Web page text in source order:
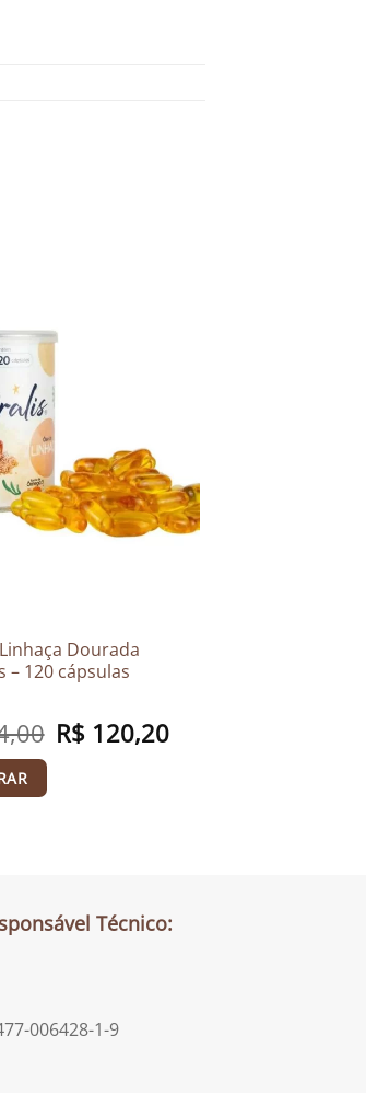
Dourada
– 120 cápsulas
O
preço
R$ 120,20O
preço
Técnico:
006428-1-9